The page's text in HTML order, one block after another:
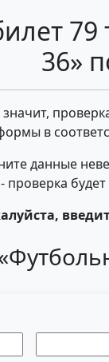
36»
в
данные
проверка